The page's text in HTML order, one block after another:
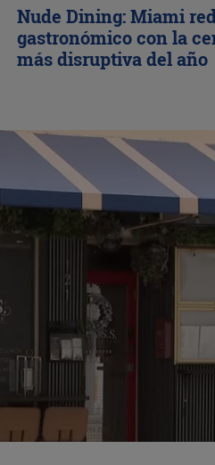
Nude Dining: Miami
gastronómico con la
más disruptiva del año